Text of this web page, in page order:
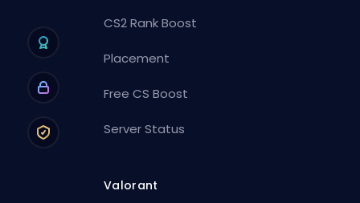
CS2 Rank Boost
Placement
Free CS Boost
Server Status
Valorant